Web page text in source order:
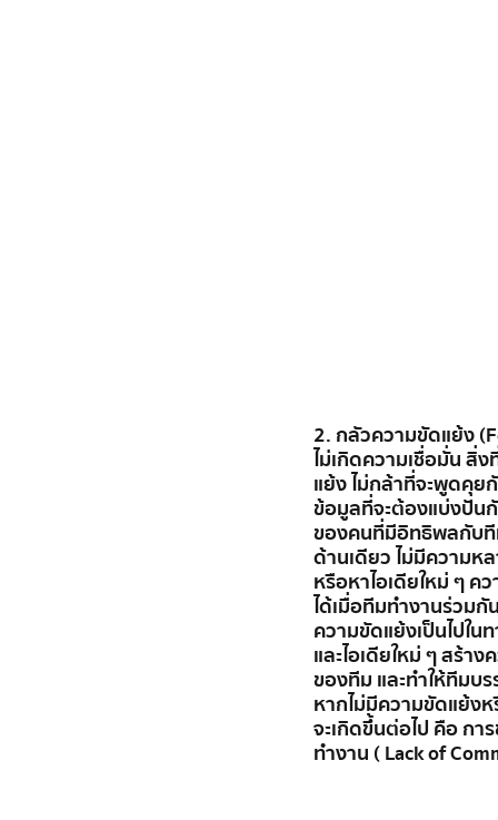
2. กลัวความขัดแย้ง
ไม่เกิดความเชื่อมั่น สิ่
แย้ง ไม่กล้าที่จะพูดคุ
ข้อมูลที่จะต้องแบ่งปัน
ของคนที่มีอิทธิพลกับที
ด้านเดียว ไม่มีความห
หรือหาไอเดียใหม่ ๆ ค
ได้เมื่อทีมทำงานร่วมกั
ความขัดแย้งเป็นไปใน
และไอเดียใหม่ ๆ สร้า
ของทีม และทำให้ทีมบ
หากไม่มีความขัดแย้ง
จะเกิดขึ้นต่อไป คือ กา
ทำงาน ( Lack of